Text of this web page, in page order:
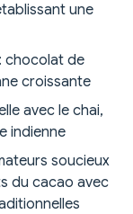
une
chocolat de
croissante
avec le chai,
indienne
soucieux
du cacao avec